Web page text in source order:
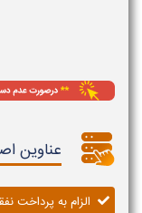
عناوین
الزام به پرداخت